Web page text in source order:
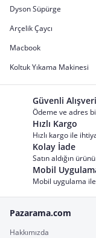
Dyson Süpürge
Arçelik Çaycı
Macbook
Koltuk Yıkama Makinesi
Güvenli
Ödeme ve adres
Hızlı Kargo
Hızlı kargo ile
Kolay İade
Satın aldığın
Mobil
Mobil uygulama
Pazarama.com
Hakkımızda